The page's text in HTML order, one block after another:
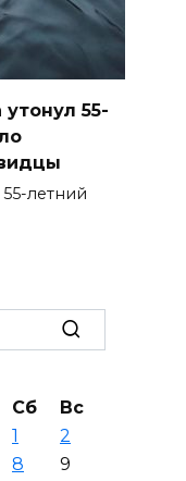
55-
летний
Сб
Вс
1
2
8
9